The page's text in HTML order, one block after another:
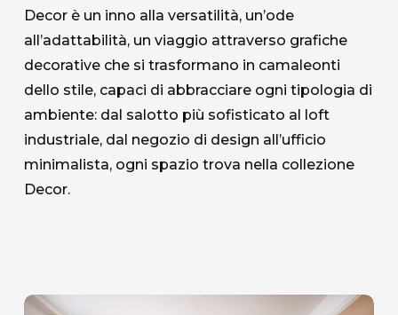
Decor è un inno alla versatilità, un’ode
all’adattabilità, un viaggio attraverso grafiche
decorative che si trasformano in camaleonti
dello stile, capaci di abbracciare ogni tipologia di
ambiente: dal salotto più sofisticato al loft
industriale, dal negozio di design all’ufficio
minimalista, ogni spazio trova nella collezione
Decor.
ASP-